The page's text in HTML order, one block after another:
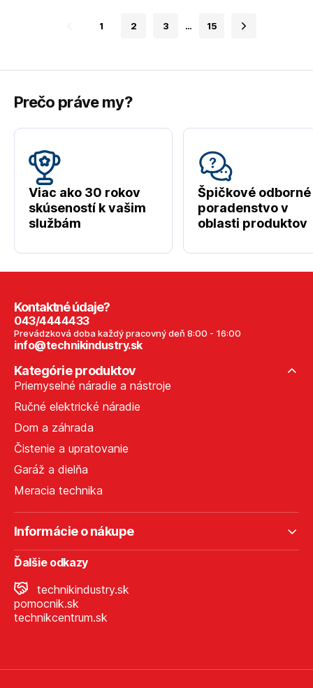
1 2 3 … 15
Prečo práve my?
Viac ako 30 rokov
skúseností k vašim
službám
Špičkové odborné
poradenstvo v
oblasti produktov
Kontaktné údaje?
043/4444433
Prevádzková doba každý pracovný deň 8:00 - 16:00
info@technikindustry.sk
Kategórie produktov
Priemyselné náradie a nástroje
Ručné elektrické náradie
Dom a záhrada
Čistenie a upratovanie
Garáž a dielňa
Meracia technika
Informácie o nákupe
Ďalšie odkazy
technikindustry.sk
pomocnik.sk
technikcentrum.sk